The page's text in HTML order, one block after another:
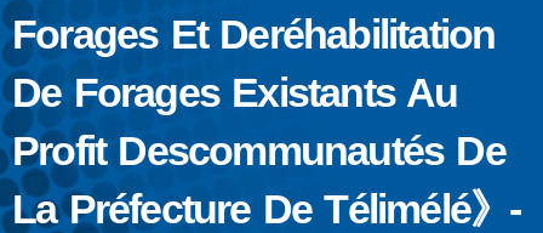
Forages Et Deréhabilitation
De Forages Existants Au
Profit Descommunautés De
La Préfecture De Télimélé》-